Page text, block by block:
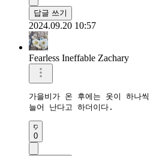
답글 쓰기
2024.09.20 10:57
Fearless Ineffable Zachary
가을비가 온 후에는 옷이 하나씩
늘어 난다고 하더이다.
0